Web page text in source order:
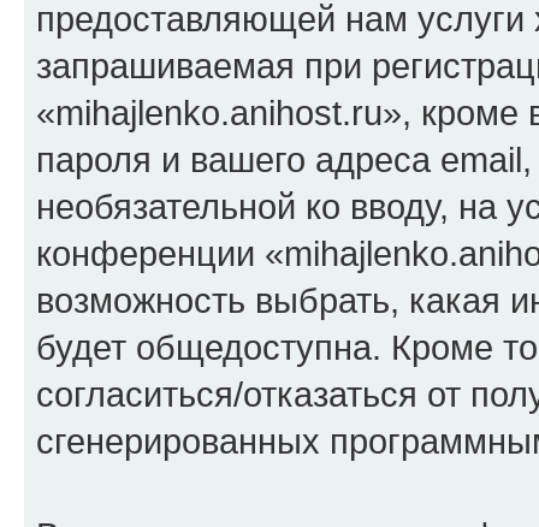
предоставляющей нам
запрашиваемая при
«mihajlenko.anihost.ru», кроме
пароля и вашего адреса
необязательной ко вводу, на
конференции
возможность выбрать, какая
будет общедоступна. Кроме
согласиться/отказаться от
сгенерированных